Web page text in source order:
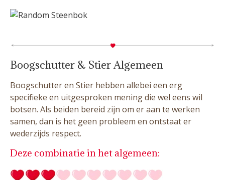
Boogschutter & Stier Algemeen
Boogschutter en Stier hebben allebei een erg
specifieke en uitgesproken mening die wel eens wil
botsen. Als beiden bereid zijn om er aan te werken
samen, dan is het geen probleem en ontstaat er
wederzijds respect.
Deze combinatie in het algemeen: